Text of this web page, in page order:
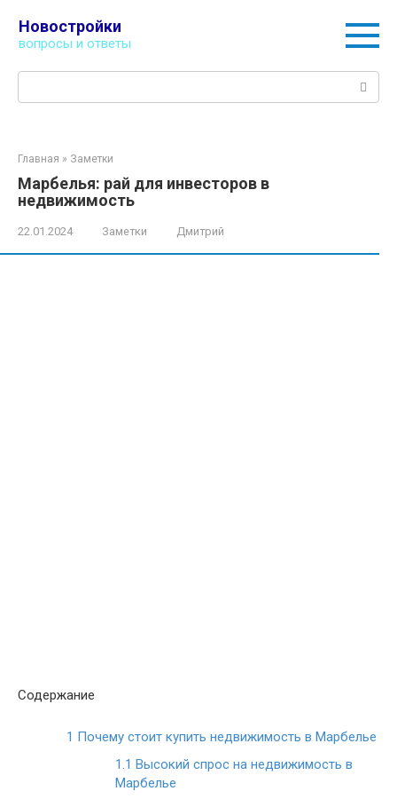
контенту
Новостройки
вопросы и ответы
Главная » Заметки
Марбелья: рай для инвесторов в
недвижимость
22.01.2024 Заметки Дмитрий
Содержание
1 Почему стоит купить недвижимость в Марбелье
1.1 Высокий спрос на недвижимость в
Марбелье